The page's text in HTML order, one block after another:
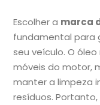
Escolher a marca
fundamental para
seu veículo. O
móveis do motor,
manter a limpeza
resíduos.